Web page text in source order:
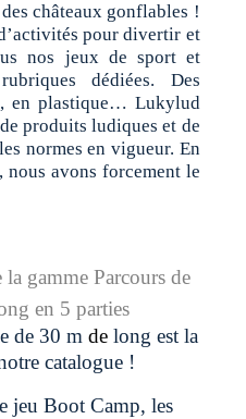
châteaux gonflables !
pour divertir et
nos jeux de sport et
dédiées. Des
en plastique… Lukylud
produits ludiques et de
normes en vigueur. En
nous avons forcement le
gamme Parcours de
en 5 parties
de 30 m de long est la
catalogue !
jeu Boot Camp, les